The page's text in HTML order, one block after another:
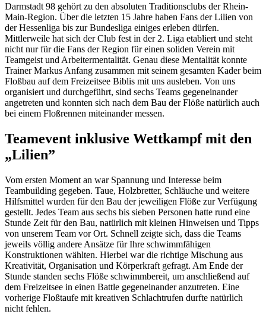
Darmstadt 98 gehört zu den absoluten Traditionsclubs der Rhein-
Main-Region. Über die letzten 15 Jahre haben Fans der Lilien von
der Hessenliga bis zur Bundesliga einiges erleben dürfen.
Mittlerweile hat sich der Club fest in der 2. Liga etabliert und steht
nicht nur für die Fans der Region für einen soliden Verein mit
Teamgeist und Arbeitermentalität. Genau diese Mentalität konnte
Trainer Markus Anfang zusammen mit seinem gesamten Kader beim
Floßbau auf dem Freizeitsee Biblis mit uns ausleben. Von uns
organisiert und durchgeführt, sind sechs Teams gegeneinander
angetreten und konnten sich nach dem Bau der Flöße natürlich auch
bei einem Floßrennen miteinander messen.
Teamevent inklusive Wettkampf mit den
„Lilien”
Vom ersten Moment an war Spannung und Interesse beim
Teambuilding gegeben. Taue, Holzbretter, Schläuche und weitere
Hilfsmittel wurden für den Bau der jeweiligen Flöße zur Verfügung
gestellt. Jedes Team aus sechs bis sieben Personen hatte rund eine
Stunde Zeit für den Bau, natürlich mit kleinen Hinweisen und Tipps
von unserem Team vor Ort. Schnell zeigte sich, dass die Teams
jeweils völlig andere Ansätze für Ihre schwimmfähigen
Konstruktionen wählten. Hierbei war die richtige Mischung aus
Kreativität, Organisation und Körperkraft gefragt. Am Ende der
Stunde standen sechs Flöße schwimmbereit, um anschließend auf
dem Freizeitsee in einen Battle gegeneinander anzutreten. Eine
vorherige Floßtaufe mit kreativen Schlachtrufen durfte natürlich
nicht fehlen.